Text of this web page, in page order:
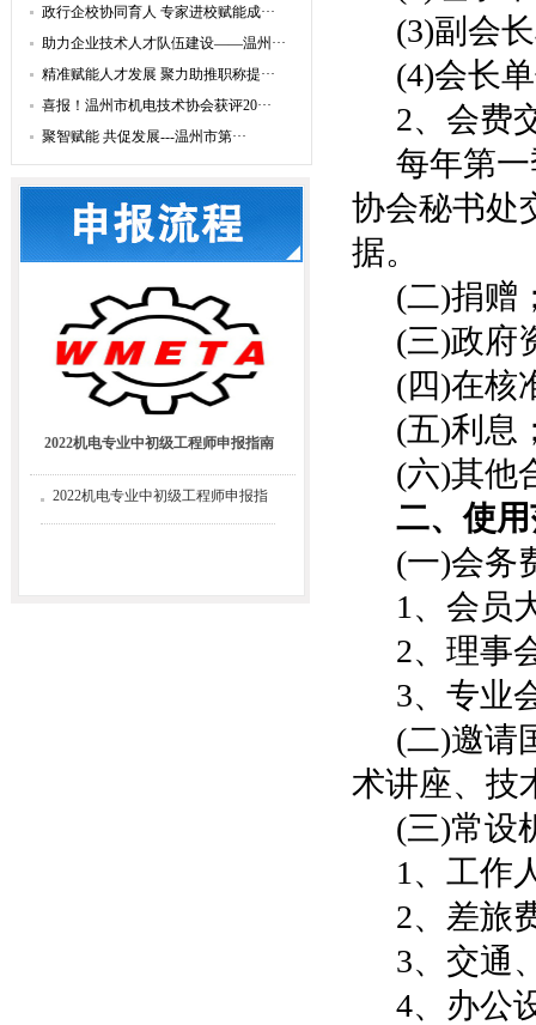
政行企校协同育人 专家进校赋能成···
助力企业技术人才队伍建设——温州···
精准赋能人才发展 聚力助推职称提···
喜报！温州市机电技术协会获评20···
聚智赋能 共促发展---温州市第···
2022机电专业中初级工程师申报指南
2022机电专业中初级工程师申报指
(3)副会
(4)会长
2、会费
每年第
协会秘书处
据。
(二)捐赠
(三)政府
(四)在核
(五)利息
(六)其他
二、使
(一)会务
1、会员
2、理事
3、专业
(二)邀请
术讲座、技
(三)常设
1、工作
2、差旅
3、交通
4、办公